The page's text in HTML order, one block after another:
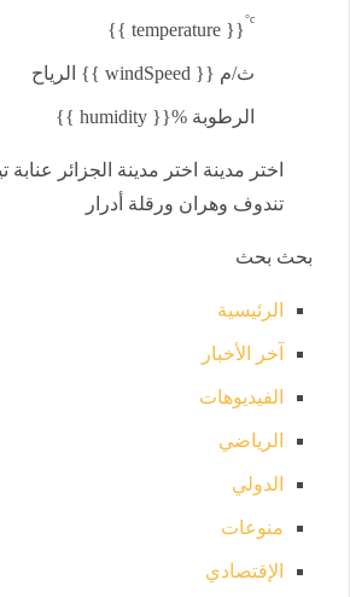
{{ temperature }}
°c
الرياح {{ windSpeed }} ث/م
{{ humidity }}% الرطوبة
اختر مدينة اختر مدينة الجزائر
تندوف وهران ورقلة أدرار
بحث بحث
الرئيسية
آخر الأخبار
الفيديوهات
الرياضي
الدولي
منوعات
الإقتصادي